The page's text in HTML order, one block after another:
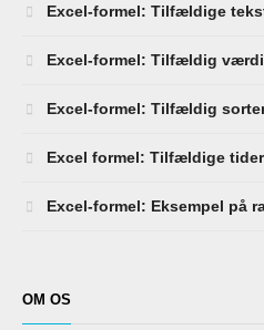
Excel-formel: Tilfældige
Excel-formel: Tilfældig
Excel-formel: Tilfældig
Excel formel: Tilfældige
Excel-formel: Eksempel på
OM OS